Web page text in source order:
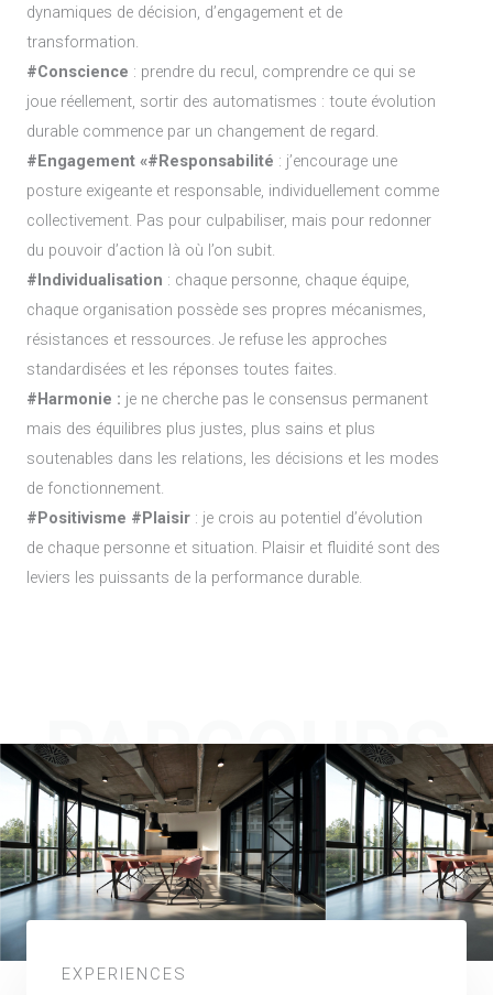
dynamiques de décision, d’engagement et de
transformation.
#Conscience : prendre du recul, comprendre ce qui se
joue réellement, sortir des automatismes : toute évolution
durable commence par un changement de regard.
#Engagement «#Responsabilité : j’encourage une
posture exigeante et responsable, individuellement comme
collectivement. Pas pour culpabiliser, mais pour redonner
du pouvoir d’action là où l’on subit.
#Individualisation : chaque personne, chaque équipe,
chaque organisation possède ses propres mécanismes,
résistances et ressources. Je refuse les approches
standardisées et les réponses toutes faites.
#Harmonie : je ne cherche pas le consensus permanent
mais des équilibres plus justes, plus sains et plus
soutenables dans les relations, les décisions et les modes
de fonctionnement.
#Positivisme #Plaisir : je crois au potentiel d’évolution
de chaque personne et situation. Plaisir et fluidité sont des
leviers les puissants de la performance durable.
PARCOURS
EXPERIENCES